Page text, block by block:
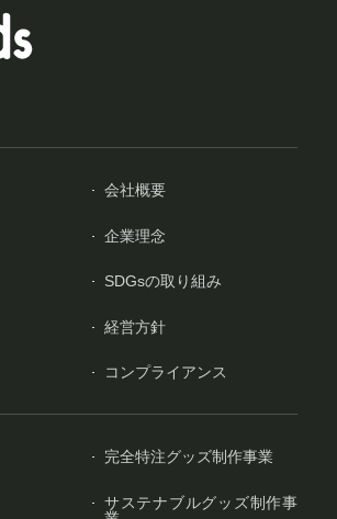
会社概要
企業理念
SDGsの取り組み
経営方針
コンプライアンス
完全特注グッズ制作事業
サステナブルグッズ制作事